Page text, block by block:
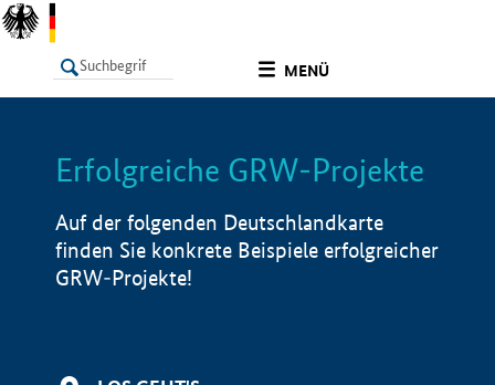
MENÜ
LISTE Info
Erfolgreiche GRW-Projekte
Auf der folgenden Deutschlandkarte
finden Sie konkrete Beispiele erfolgreicher
GRW-Projekte!